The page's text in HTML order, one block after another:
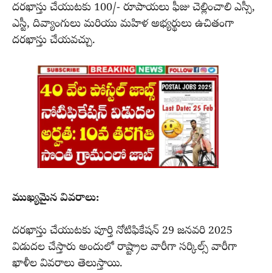
దరఖాస్తు చేయుటకు 100/- రూపాయలు ఫీజు చెల్లించాలి ఎస్సీ,
ఎస్టీ, దివ్యాంగులు మరియు మహిళ అభ్యర్థులు ఉచితంగా
దరఖాస్తు చేయవచ్చు.
ముఖ్యమైన వివరాలు:
దరఖాస్తు చేయుటకు పూర్తి నోటిఫికేషన్ 29 జనవరి 2025
విడుదల చేస్తారు అందులో రాష్ట్రాల వారీగా సర్కిల్స్ వారీగా
ఖాళీల వివరాలు తెలుస్తాయి.